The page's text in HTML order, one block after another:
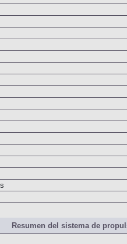
Resumen del sistema de